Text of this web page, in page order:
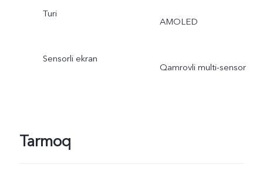
Turi
AMOLED
Sensorli ekran
Qamrovli multi-sensor
Tarmoq